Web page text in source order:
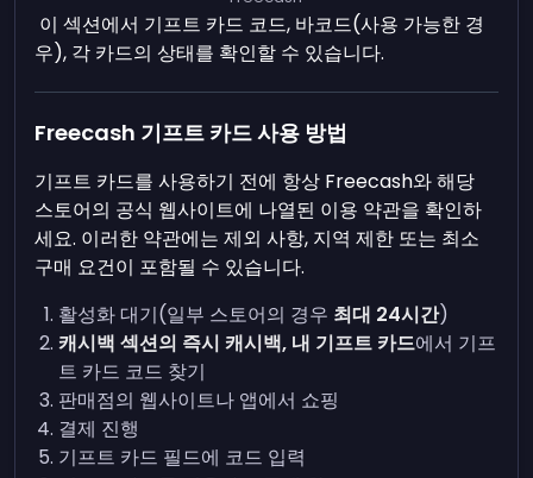
이 섹션에서 기프트 카드 코드, 바코드(사용 가능한 경
우), 각 카드의 상태를 확인할 수 있습니다.
Freecash 기프트 카드 사용 방법
기프트 카드를 사용하기 전에 항상 Freecash와 해당
스토어의 공식 웹사이트에 나열된 이용 약관을 확인하
세요. 이러한 약관에는 제외 사항, 지역 제한 또는 최소
구매 요건이 포함될 수 있습니다.
활성화 대기(일부 스토어의 경우 최대 24시간)
캐시백 섹션의 즉시 캐시백, 내 기프트 카드에서 기프
트 카드 코드 찾기
판매점의 웹사이트나 앱에서 쇼핑
결제 진행
기프트 카드 필드에 코드 입력